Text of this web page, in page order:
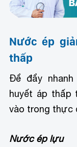
Nước ép
thấp
Để đẩy
huyết áp thấp
vào trong thực
Nước ép lựu